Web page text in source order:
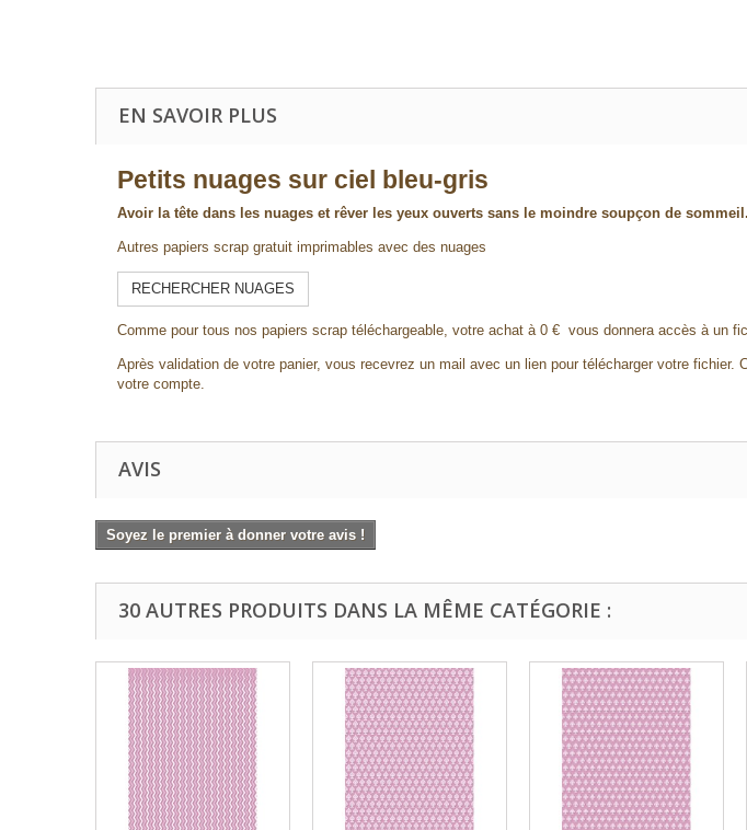
EN SAVOIR PLUS
Petits nuages sur ciel bleu-gris
Avoir la tête dans les nuages et rêver les yeux ouverts sans le moindre soupçon de sommeil.
Autres papiers scrap gratuit imprimables avec des nuages
RECHERCHER NUAGES
Comme pour tous nos papiers scrap téléchargeable, votre achat à 0 € vous donnera accès à un
Après validation de votre panier, vous recevrez un mail avec un lien pour télécharger votre
votre compte.
AVIS
Soyez le premier à donner votre avis !
30 AUTRES PRODUITS DANS LA MÊME CATÉGORIE :